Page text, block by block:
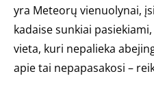
yra Meteorų vienuolynai,
kadaise sunkiai
vieta, kuri nepalieka
apie tai nepapasakosi –